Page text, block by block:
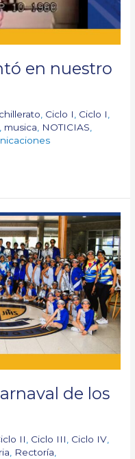
en nuestro
Ciclo I Ciclo I
musica NOTICIAS
de los
II Ciclo III Ciclo IV
Rectoría